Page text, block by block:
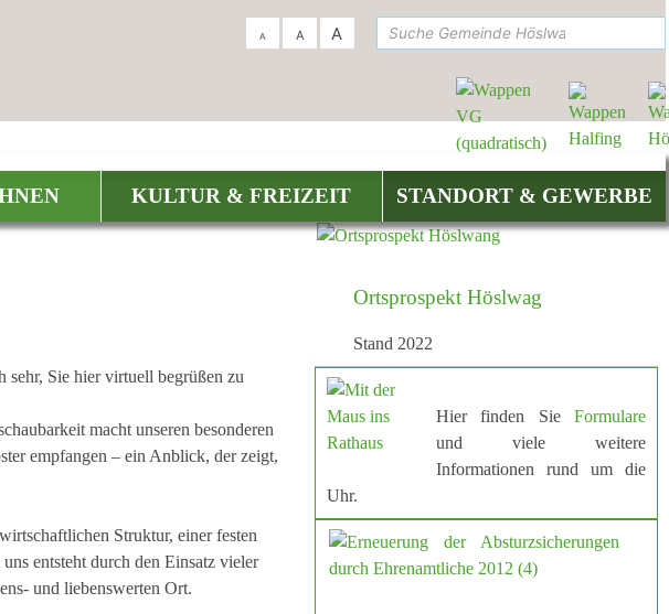
A A A
KULTUR & FREIZEIT STANDORT & GEWERBE
Sie hier virtuell begrüßen zu
macht unseren besonderen
empfangen – ein Anblick, der zeigt,
Struktur, einer festen
entsteht durch den Einsatz vieler
und liebenswerten Ort.
Ortsprospekt Höslwag
Stand 2022
Hier finden Sie Formulare
und viele weitere
Informationen rund um die
Uhr.